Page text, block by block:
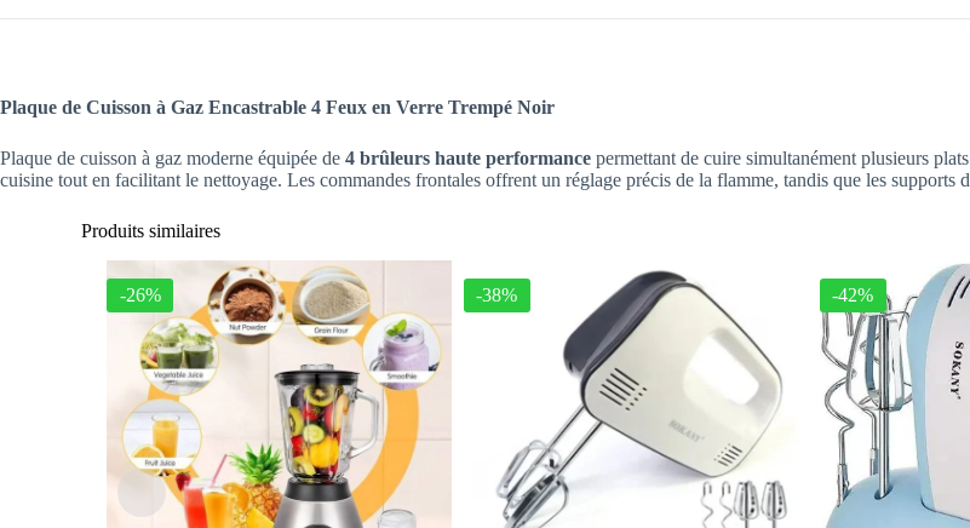
Plaque de Cuisson à Gaz Encastrable 4 Feux en Verre Trempé Noir
Plaque de cuisson à gaz moderne équipée de 4 brûleurs haute performance permettant de cuire simultanément plusieurs
cuisine tout en facilitant le nettoyage. Les commandes frontales offrent un réglage précis de la flamme, tandis que les supports
Produits similaires
-26% -38% -42%